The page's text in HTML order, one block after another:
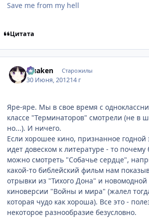
Save me from my hell
Цитата
Quaken Старожилы
30 Июня, 201214 г
Яре-яре. Мы в свое время с
классе "Терминаторов" смотрели (не в
но...). И ничего.
Если хорошее кино, признанное годной
идет довеском к литературе - то почему
можно смотреть "Собачье сердце",
какой-то библейский фильм нам
отрывки из "Тихого Дона" и
киноверсии "Войны и мира" (жалел
которая чудо как хороша). Все это -
некоторое разнообразие безусловно.